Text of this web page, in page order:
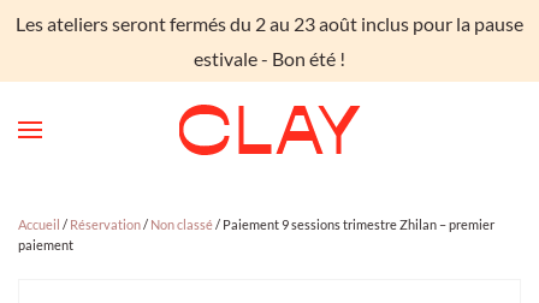
Les ateliers seront fermés du 2 au 23 août inclus pour la pause
estivale - Bon été !
Skip to main content
Accueil / Réservation/ Non classé/ Paiement 9 sessions trimestre Zhilan – premier
paiement